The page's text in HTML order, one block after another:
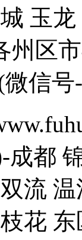
玉
州区
微信
成都
流
花